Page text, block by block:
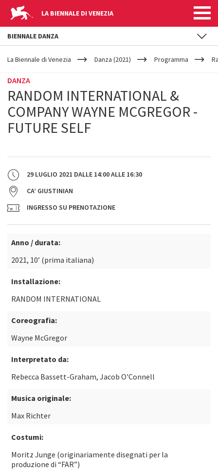
LA BIENNALE DI VENEZIA
YOUR
ARE
La Biennale di Venezia Danza (2021) Programma
DANZA
RANDOM INTERNATIONAL &
COMPANY WAYNE MCGREGOR -
FUTURE SELF
29 LUGLIO 2021 DALLE 14:00ALLE 16:30
CA’ GIUSTINIAN
INGRESSO SU PRENOTAZIONE
Anno / durata:
2021, 10’ (prima italiana)
Installazione:
RANDOM INTERNATIONAL
Coreografia:
Wayne McGregor
Interpretato da:
Rebecca Bassett-Graham, Jacob O'Connell
Musica originale:
Max Richter
Costumi:
Moritz Junge (originariamente disegnati per la
produzione di “FAR”)
BIENNALE DANZA